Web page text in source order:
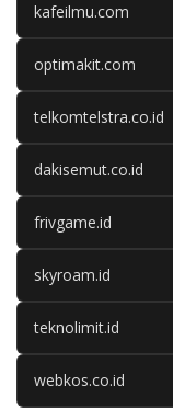
kafeilmu.com
optimakit.com
telkomtelstra.co.id
dakisemut.co.id
frivgame.id
skyroam.id
teknolimit.id
webkos.co.id